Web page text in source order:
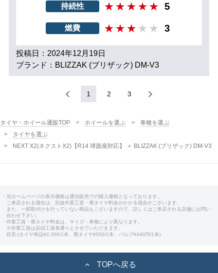
持続性 5
燃費 3
投稿日：2024年12月19日
ブランド：BLIZZAK (ブリザック) DM-V3
1 2 3
タイヤ・ホイール通販TOP ホイールを選ぶ
車種を選ぶ
タイヤを選ぶ
NEXT X2(ネクストX2)【R14 球面座対応】 ＋ BLIZZAK (ブリザック) DM-V3
・当ホームページの表示価格は通信販売での購入価格となっております。
ご来店される場合は、別途作業工賃・廃タイヤ料金がかかる場合がございます。
また、一部取付けを行っていない商品もございますので、詳しくはご来店される店舗にお問い
合わせ下さい。
・作業工賃・廃タイヤ料金は、サイズ・車種により異なります。
※作業工賃は店頭工賃表通りとさせていただきます。
目安:(タイヤ単品¥2,200/1本、廃タイヤ¥550/1本、バルブ¥440円/1本)
TOPへ戻る